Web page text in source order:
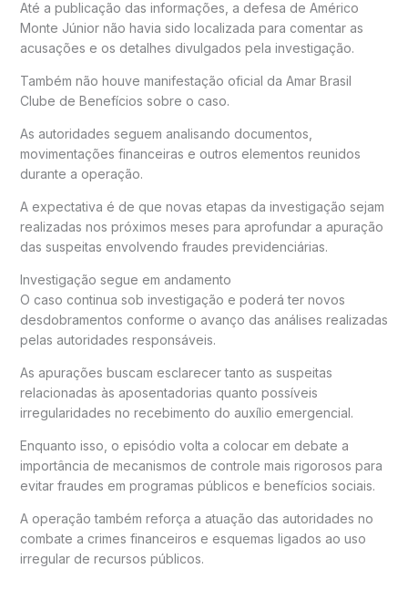
Até a publicação das informações, a defesa de Américo
Monte Júnior não havia sido localizada para comentar as
acusações e os detalhes divulgados pela investigação.
Também não houve manifestação oficial da Amar Brasil
Clube de Benefícios sobre o caso.
As autoridades seguem analisando documentos,
movimentações financeiras e outros elementos reunidos
durante a operação.
A expectativa é de que novas etapas da investigação sejam
realizadas nos próximos meses para aprofundar a apuração
das suspeitas envolvendo fraudes previdenciárias.
Investigação segue em andamento
O caso continua sob investigação e poderá ter novos
desdobramentos conforme o avanço das análises realizadas
pelas autoridades responsáveis.
As apurações buscam esclarecer tanto as suspeitas
relacionadas às aposentadorias quanto possíveis
irregularidades no recebimento do auxílio emergencial.
Enquanto isso, o episódio volta a colocar em debate a
importância de mecanismos de controle mais rigorosos para
evitar fraudes em programas públicos e benefícios sociais.
A operação também reforça a atuação das autoridades no
combate a crimes financeiros e esquemas ligados ao uso
irregular de recursos públicos.